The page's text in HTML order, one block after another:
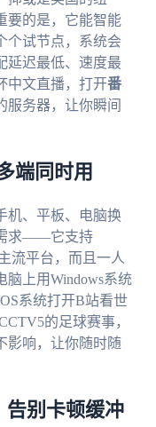
要的是，它能智能
试节点，系统会
延迟最低、速度最
中文直播，打开番
服务器，让你瞬间
端同时用
机、平板、电脑换
求——它支持
流平台，而且一人
脑上用Windows系统
系统打开B站看世
的足球赛事，
影响，让你随时随
告别卡顿缓冲